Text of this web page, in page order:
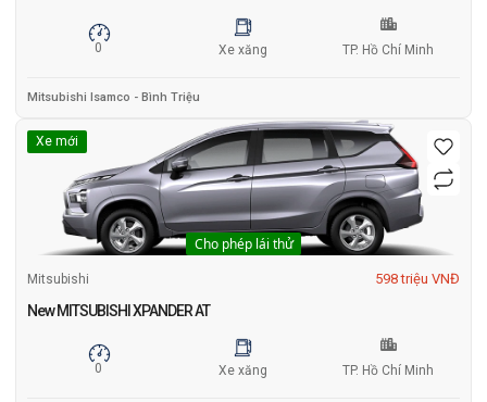
0 Xe xăng TP. Hồ Chí Minh
Mitsubishi Isamco - Bình Triệu
Xe mới
Cho phép lái thử
Mitsubishi 598 triệu VNĐ
New MITSUBISHI XPANDER AT
0 Xe xăng TP. Hồ Chí Minh